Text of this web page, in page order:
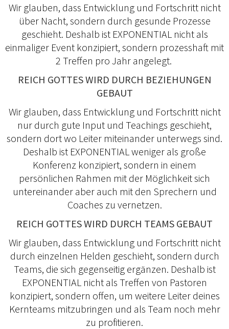
Wir glauben, dass Entwicklung und Fortschritt nicht
über Nacht, sondern durch gesunde Prozesse
geschieht. Deshalb ist EXPONENTIAL nicht als
einmaliger Event konzipiert, sondern prozesshaft mit
2 Treffen pro Jahr angelegt.
REICH GOTTES WIRD DURCH BEZIEHUNGEN
GEBAUT
Wir glauben, dass Entwicklung und Fortschritt nicht
nur durch gute Input und Teachings geschieht,
sondern dort wo Leiter miteinander unterwegs sind.
Deshalb ist EXPONENTIAL weniger als große
Konferenz konzipiert, sondern in einem
persönlichen Rahmen mit der Möglichkeit sich
untereinander aber auch mit den Sprechern und
Coaches zu vernetzen.
REICH GOTTES WIRD DURCH TEAMS GEBAUT
Wir glauben, dass Entwicklung und Fortschritt nicht
durch einzelnen Helden geschieht, sondern durch
Teams, die sich gegenseitig ergänzen. Deshalb ist
EXPONENTIAL nicht als Treffen von Pastoren
konzipiert, sondern offen, um weitere Leiter deines
Kernteams mitzubringen und als Team noch mehr
zu profitieren.